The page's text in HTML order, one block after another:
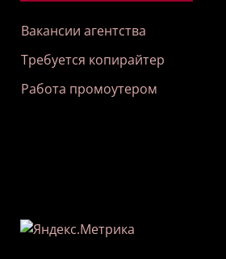
Вакансии агентства
Требуется копирайтер
Работа промоутером